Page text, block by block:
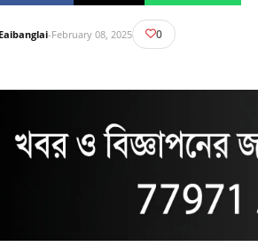
Eaibanglai-February 08, 2025 0